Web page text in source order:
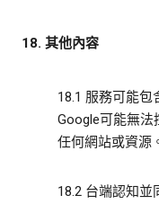
18. 其他內容
18.1 服務可能包
Google可能無法
任何網站或資源
18.2 台端認知並